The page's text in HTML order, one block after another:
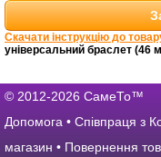
Скачати інструкцію до
універсальний браслет (46
© 2012-2026 СамеТо™
Допомога • Співпраця з
магазин • Повернення